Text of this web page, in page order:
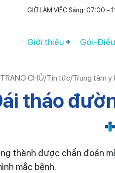
GIỜ LÀM VIỆC Sáng: 07:00 –
Giới thiệu Gói-
TRANG CHỦ/Tin tức/Trung tâm y
tháo
thành được chẩn đoán
mắc bệnh.